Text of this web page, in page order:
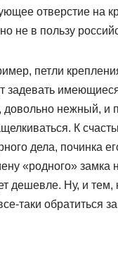
отверстие на
не в пользу
петли
задевать
нежный, и
К
дела, починка
«родного» замка
дешевле. Ну, и тем,
таки обратиться